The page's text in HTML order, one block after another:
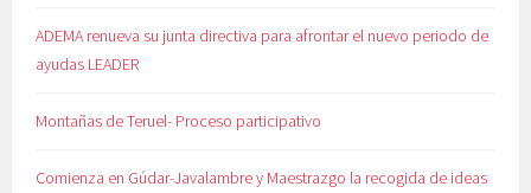
ADEMA renueva su junta directiva para afrontar el nuevo periodo de
ayudas LEADER
Montañas de Teruel- Proceso participativo
Comienza en Gúdar-Javalambre y Maestrazgo la recogida de ideas